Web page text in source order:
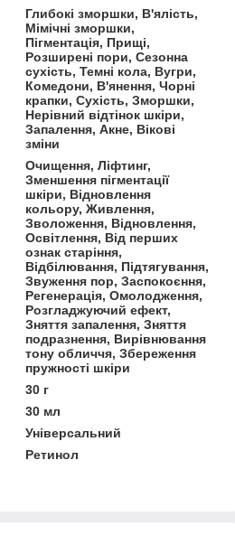
Глибокі зморшки, В'ялість,
Мімічні зморшки,
Пігментація, Прищі,
Розширені пори, Сезонна
сухість, Темні кола, Вугри,
Комедони, В'янення, Чорні
крапки, Сухість, Зморшки,
Нерівний відтінок шкіри,
Запалення, Акне, Вікові
зміни
Очищення, Ліфтинг,
Зменшення пігментації
шкіри, Відновлення
кольору, Живлення,
Зволоження, Відновлення,
Освітлення, Від перших
ознак старіння,
Відбілювання, Підтягування,
Звуження пор, Заспокоєння,
Регенерація, Омолодження,
Розгладжуючий ефект,
Зняття запалення, Зняття
подразнення, Вирівнювання
тону обличчя, Збереження
пружності шкіри
30 г
30 мл
Універсальний
Ретинол